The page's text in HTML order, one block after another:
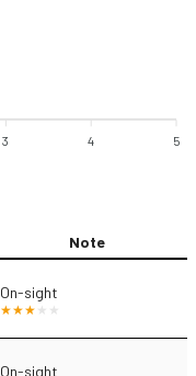
3 4 5
Note
On-sight
On-sight